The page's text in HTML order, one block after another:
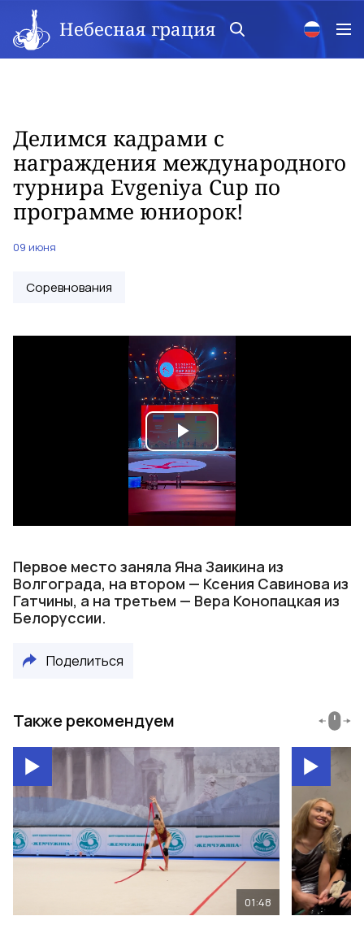
Небесная грация
Делимся кадрами с
награждения международного
турнира Evgeniya Cup по
программе юниорок!
09 июня
Соревнования
Play
Video
Первое место заняла Яна Заикина из
Волгограда, на втором — Ксения Савинова из
Гатчины, а на третьем — Вера Конопацкая из
Белоруссии.
Поделиться
Также рекомендуем
01:48